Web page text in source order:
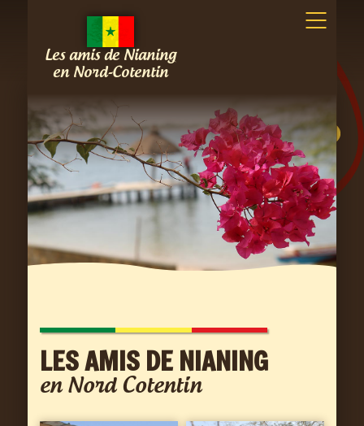
Les amis de Nianing
en Nord-Cotentin
LES AMIS DE NIANING
en Nord Cotentin